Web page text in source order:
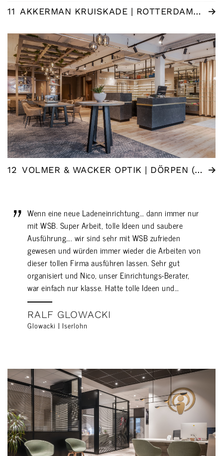
11 AKKERMAN KRUISKADE | ROTTERDAM (NL)
12 VOLMER & WACKER OPTIK | DÖRPEN (DE)
Wenn eine neue Ladeneinrichtung… dann immer nur
mit WSB. Super Arbeit, tolle Ideen und saubere
Ausführung…. wir sind sehr mit WSB zufrieden
gewesen und würden immer wieder die Arbeiten von
dieser tollen Firma ausführen lassen. Sehr gut
organisiert und Nico, unser Einrichtungs-Berater,
war einfach nur klasse. Hatte tolle Ideen und…
RALF GLOWACKI
Glowacki | Iserlohn